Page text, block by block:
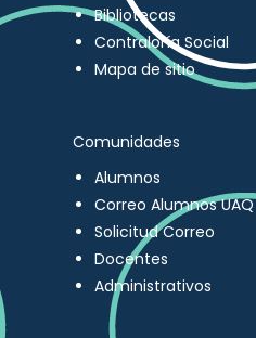
Bibliotecas
Contraloría Social
Mapa de sitio
Comunidades
Alumnos
Correo Alumnos UAQ
Solicitud Correo
Docentes
Administrativos